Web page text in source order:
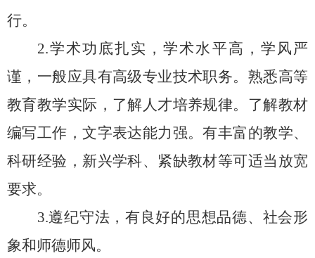
行。
2.学术功底扎实，学术水平高，学风严
谨，一般应具有高级专业技术职务。熟悉高等
教育教学实际，了解人才培养规律。了解教材
编写工作，文字表达能力强。有丰富的教学、
科研经验，新兴学科、紧缺教材等可适当放宽
要求。
3.遵纪守法，有良好的思想品德、社会形
象和师德师风。